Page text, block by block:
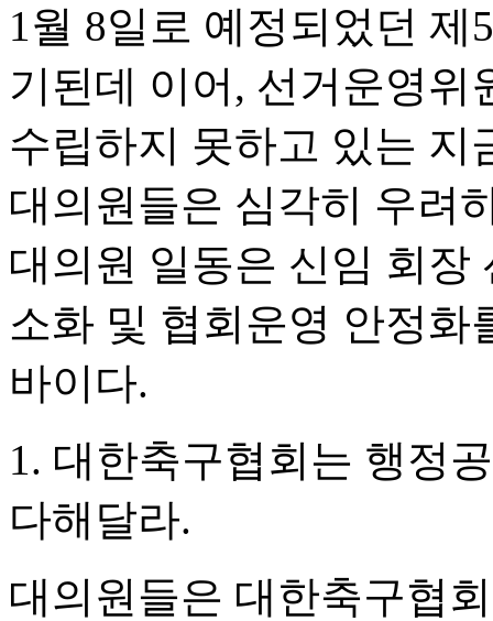
1월 8일로 예정되었던
기된데 이어, 선거운영
수립하지 못하고 있는 지
대의원들은 심각히 우려
대의원 일동은 신임 회장
소화 및 협회운영 안정화
바이다.
1. 대한축구협회는 행정
다해달라.
대의원들은 대한축구협